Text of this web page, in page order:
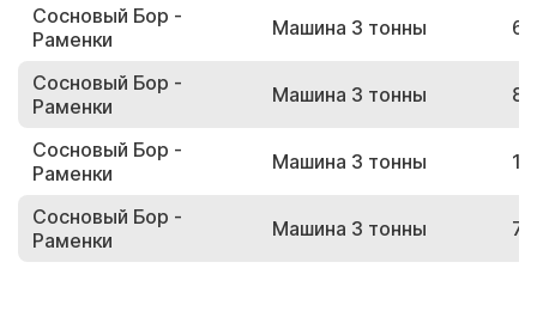
Сосновый Бор -
Раменки
Машина 3 тонны
Сосновый Бор -
Раменки
Машина 3 тонны
Сосновый Бор -
Раменки
Машина 3 тонны
Сосновый Бор -
Раменки
Машина 3 тонны